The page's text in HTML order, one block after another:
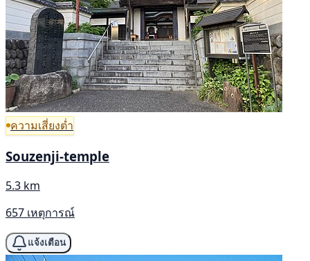
ความเสี่ยงต่ำ
Souzenji-temple
5.3 km
657 เหตุการณ์
แจ้งเตือน